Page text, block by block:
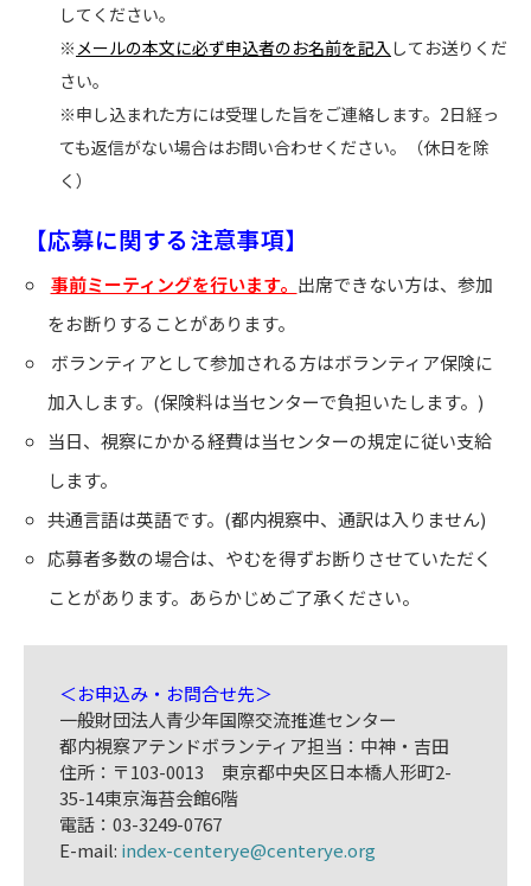
してください。
※ メールの本文に必ず申込者のお名前を記入 してお送りくだ
さい。
※申し込まれた方には受理した旨をご連絡します。2日経っ
ても返信がない場合はお問い合わせください。（休日を除
く）
【応募に関する注意事項】
事前ミーティングを行います。 出席できない方は、参加
をお断りすることがあります。
ボランティアとして参加される方はボランティア保険に
加入します。(保険料は当センターで負担いたします。)
当日、視察にかかる経費は当センターの規定に従い支給
します。
共通言語は英語です。(都内視察中、通訳は入りません)
応募者多数の場合は、やむを得ずお断りさせていただく
ことがあります。あらかじめご了承ください。
＜お申込み・お問合せ先＞
一般財団法人青少年国際交流推進センター
都内視察アテンドボランティア担当：中神・吉田
住所：〒103-0013 東京都中央区日本橋人形町2-
35-14東京海苔会館6階
電話：03-3249-0767
E-mail: index-centerye@centerye.org